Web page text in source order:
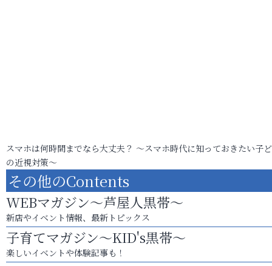
スマホは何時間までなら大丈夫？ ～スマホ時代に知っておきたい子
の近視対策～
その他のContents
WEBマガジン～芦屋人黒帯～
新店やイベント情報、最新トピックス
子育てマガジン～KID's黒帯～
楽しいイベントや体験記事も！